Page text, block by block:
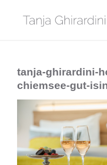
tanja-ghirardini-
chiemsee-gut-